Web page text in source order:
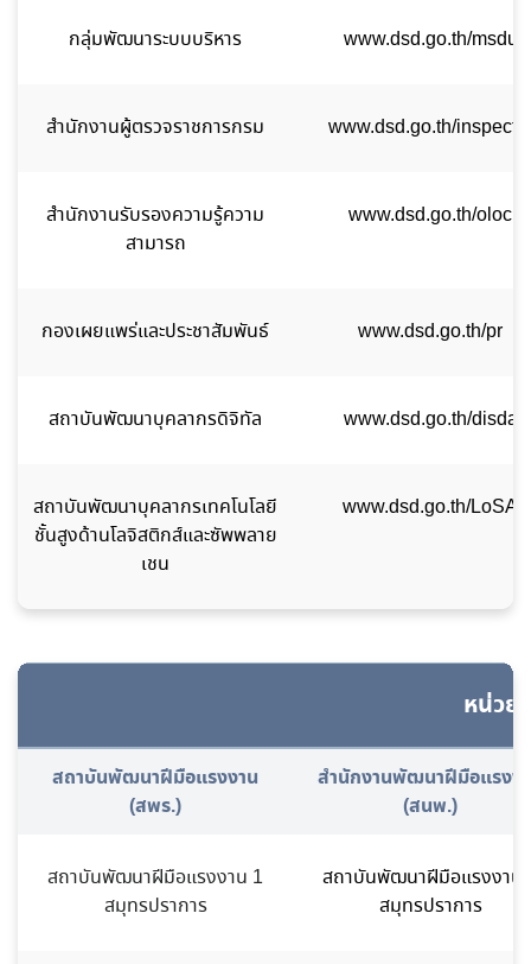
กลุ่มพัฒนาระบบบริหาร www.dsd.go.th/msdu
สำนักงานผู้ตรวจราชการกรม www.dsd.go.th/
สำนักงานรับรองความรู้ความ
สามารถ
www.dsd.go.th/oloc
กองเผยแพร่และประชาสัมพันธ์ www.dsd.go.th/pr
สถาบันพัฒนาบุคลากรดิจิทัล www.dsd.go.th/disda
สถาบันพัฒนาบุคลากรเทคโนโลยี
ชั้นสูงด้านโลจิสติกส์และซัพพลาย
เชน
www.dsd.go.th/LoSA
หน่วย
สถาบันพัฒนาฝีมือแรงงาน
(สพร.)
สำนักงานพัฒนาฝีมือแรงง
(สนพ.)
สถาบันพัฒนาฝีมือแรงงาน 1
สมุทรปราการ
สถาบันพัฒนาฝีมือแรงงาน
สมุทรปราการ